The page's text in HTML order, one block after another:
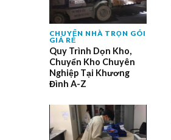
CHUYỂN NHÀ TRỌN GÓI
GIÁ RẺ
Quy Trình Dọn Kho,
Chuyển Kho Chuyên
Nghiệp Tại Khương
Đình A-Z